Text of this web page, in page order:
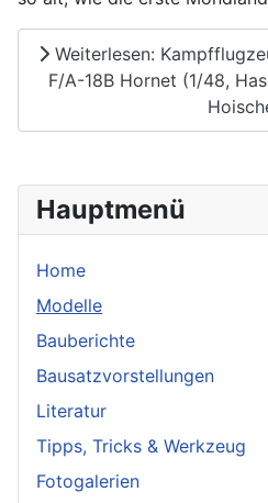
Hauptmenü
Home
Modelle
Bauberichte
Bausatzvorstellungen
Literatur
Tipps, Tricks & Werkzeug
Fotogalerien
Weiterlesen:
F/A-18B Hornet (1/48,